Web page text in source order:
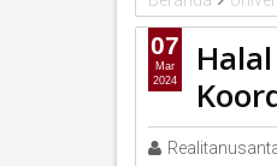
07
Mar
2024